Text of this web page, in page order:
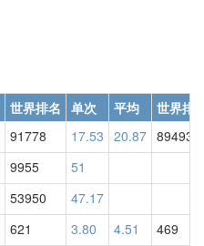
世界排名 单次 平均
世界排
91778 17.53 20.87 89493
9955
51
53950
47.17
621 3.80 4.51
469